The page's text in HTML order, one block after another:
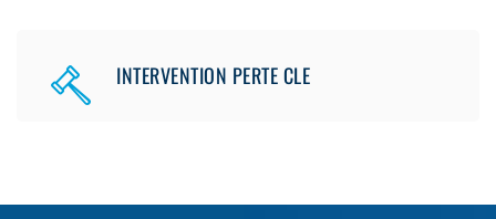
INTERVENTION PERTE CLE